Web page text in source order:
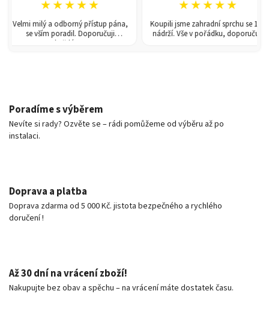
★★★★★
Velmi milý a odborný přístup pána,
se vším poradil. Doporučuji
každému!
★★★★★
Koupili jsme zahradní sprchu se 150l
nádrží. Vše v pořádku, doporučuji.
Poradíme s výběrem
Nevíte si rady? Ozvěte se – rádi pomůžeme od výběru až po
instalaci.
Doprava a platba
Doprava zdarma od 5 000 Kč. jistota bezpečného a rychlého
doručení !
Až 30 dní na vrácení zboží!
Nakupujte bez obav a spěchu – na vrácení máte dostatek času.